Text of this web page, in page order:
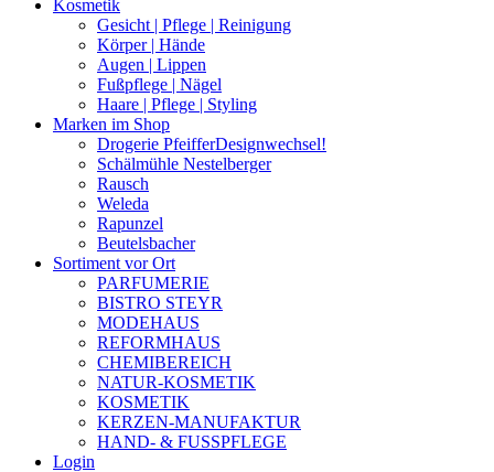
Kosmetik
Gesicht | Pflege | Reinigung
Körper | Hände
Augen | Lippen
Fußpflege | Nägel
Haare | Pflege | Styling
Marken im Shop
Drogerie PfeifferDesignwechsel!
Schälmühle Nestelberger
Rausch
Weleda
Rapunzel
Beutelsbacher
Sortiment vor Ort
PARFUMERIE
BISTRO STEYR
MODEHAUS
REFORMHAUS
CHEMIBEREICH
NATUR-KOSMETIK
KOSMETIK
KERZEN-MANUFAKTUR
HAND- & FUSSPFLEGE
Login